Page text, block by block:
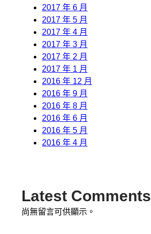
2017 年 6 月
2017 年 5 月
2017 年 4 月
2017 年 3 月
2017 年 2 月
2017 年 1 月
2016 年 12 月
2016 年 9 月
2016 年 8 月
2016 年 6 月
2016 年 5 月
2016 年 4 月
Latest Comments
尚無留言可供顯示。